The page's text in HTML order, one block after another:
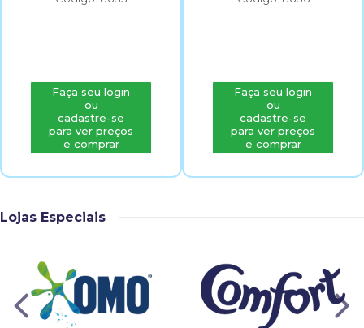
Faça seu login
ou
cadastre-se
para ver preços
e comprar
Faça seu login
ou
cadastre-se
para ver preços
e comprar
Lojas Especiais